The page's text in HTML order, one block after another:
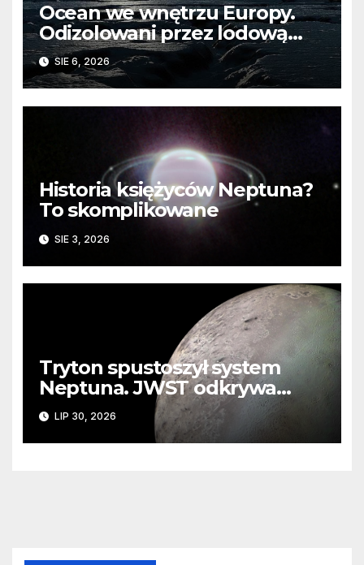
Ocean we wnętrzu Europy.
Odizolowani przez lodową
barierę
SIE 6, 2026
Historia księżyców Neptuna?
To skomplikowane
SIE 3, 2026
Tryton spustoszył system
Neptuna. JWST odkrywa
ślady kosmicznej katastrofy i
zaginionego lodu
LIP 30, 2026